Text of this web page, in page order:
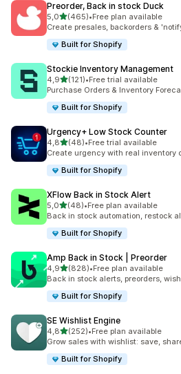
Preorder, Back in stock Duck
5,05 yıldız üzerinden
(465)
toplam 465 değerlendirme
•Free plan available
Create presales, backorders &
Built for Shopify
Stockie Inventory Management
4,95 yıldız üzerinden
(121)
toplam 121 değerlendirme
•Free trial available
Purchase Orders & Inventory
Built for Shopify
Urgency+ Low Stock Counter
4,85 yıldız üzerinden
(48)
toplam 48 değerlendirme
•Free trial available
Create urgency with real inventory
Built for Shopify
XFlow Back in Stock Alert
5,05 yıldız üzerinden
(48)
toplam 48 değerlendirme
•Free plan available
Back in stock automation, restock
Built for Shopify
Amp Back in Stock | Preorder
4,95 yıldız üzerinden
(828)
toplam 828 değerlendirme
•Free plan available
Back in stock alerts, preorders,
Built for Shopify
SE Wishlist Engine
4,85 yıldız üzerinden
(252)
toplam 252 değerlendirme
•Free plan available
Grow sales with wishlist: save,
Built for Shopify